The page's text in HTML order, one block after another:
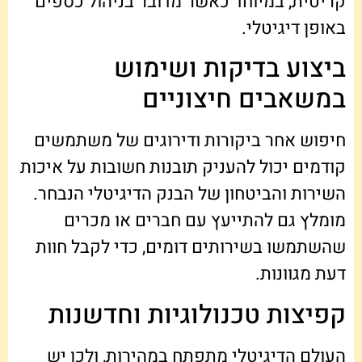
באופן דיגיטלי.
ביצוע בדיקות ושימוש
במשאבים חיצוניים
חיפוש אחר ביקורות ודירוגים של משתמשים
קודמים יכול להעניק תובנות חשובות על איכות
השירות והביטחון של הבנק הדיגיטלי הנבחר.
מומלץ גם להתייעץ עם חברים או מכרים
שהשתמשו בשירותים דומים, כדי לקבל חוות
דעת מגוונות.
קפיצות טכנולוגיות וחדשנות
העולם הדיגיטלי מתפתח במהירות, ולכן יש